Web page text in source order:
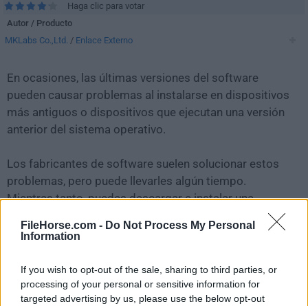
FileHorse.com - Do Not Process My Personal
Information
If you wish to opt-out of the sale, sharing to third parties, or
processing of your personal or sensitive information for
targeted advertising by us, please use the below opt-out
Haga clic para votar
Autor / Producto
MKLabs Co.,Ltd. / Enlace Externo
En ocasiones, las últimas versiones del software
pueden causar problemas al instalarse en dispositivos
más antiguos o dispositivos que ejecutan una versión
anterior del sistema operativo.
Los fabricantes de software suelen solucionar estos
problemas, pero puede llevarles algún tiempo.
Mientras tanto, puedes descargar e instalar una
reciente de StarUML o leer nuestra reseña,
simplemente hazclic aquí .